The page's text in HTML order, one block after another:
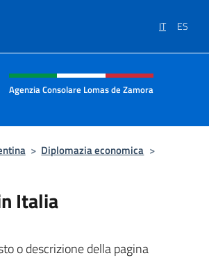
IT ES
sito, social e menù
Agenzia Consolare Lomas de Zamora
> Diplomazia economica >
Italia
o descrizione della pagina